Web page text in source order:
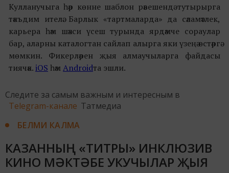
Кулланучыга һәр көнне шаблон рәвешендә тутырырга
тәкъдим ителә. Барлык «тартмаларда» да сәламәтлек,
карьера һәм шәхси үсеш турында ярдәмче сораулар
бар, аларны каталогтан сайлап алырга яки үзеңә өстәргә
мөмкин. Фикерләрен җыя алмаучыларга файдасы
тиячәк.iOS һәмAndroidта эшли.
Следите за самым важным и интересным в
Telegram-канале Татмедиа
БЕЛМИ КАЛМА
КАЗАННЫҢ «ТИТРЫ» ИНКЛЮЗИВ
КИНО МӘКТӘБЕ УКУЧЫЛАР ҖЫЯ